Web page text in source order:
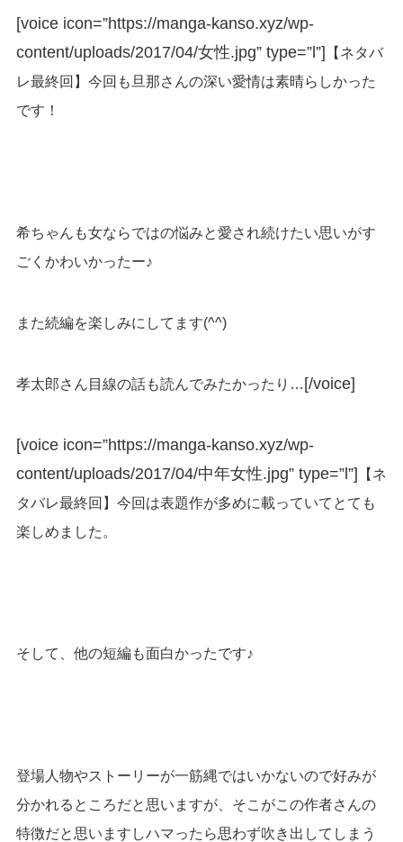
[voice icon=”https://manga-kanso.xyz/wp-
content/uploads/2017/04/女性.jpg” type=”l”]
【ネタバ
レ最終回】今回も旦那さんの深い愛情は素晴らしかった
です！
希ちゃんも女ならではの悩みと愛され続けたい思いがす
ごくかわいかったー♪
また続編を楽しみにしてます(^^)
孝太郎さん目線の話も読んでみたかったり…[/voice]
[voice icon=”https://manga-kanso.xyz/wp-
content/uploads/2017/04/中年女性.jpg” type=”l”] 【ネ
タバレ最終回】今回は表題作が多めに載っていてとても
楽しめました。
そして、他の短編も面白かったです♪
登場人物やストーリーが一筋縄ではいかないので好みが
分かれるところだと思いますが、そこがこの作者さんの
特徴だと思いますしハマったら思わず吹き出してしまう